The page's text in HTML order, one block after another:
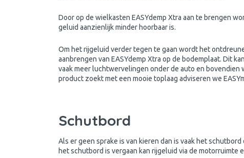
Door op de wielkasten EASYdemp Xtra aan te brengen
geluid aanzienlijk minder hoorbaar is.
Om het rijgeluid verder tegen te gaan wordt het
aanbrengen van EASYdemp Xtra op de bodemplaat. Dit
vaak meer luchtwervelingen onder de auto en bovendien
product zoekt met een mooie toplaag adviseren we
Schutbord
Als er geen sprake is van kieren dan is vaak het
het schutbord is vergaan kan rijgeluid via de motorruimte